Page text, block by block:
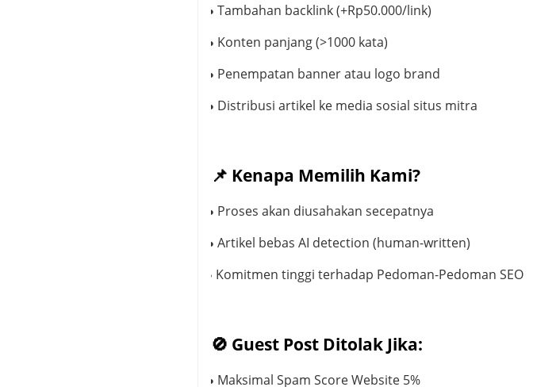
● Tambahan backlink (+Rp50.000/link)
● Konten panjang (>1000 kata)
● Penempatan banner atau logo brand
● Distribusi artikel ke media sosial situs mitra
📌 Kenapa Memilih Kami?
● Proses akan diusahakan secepatnya
● Artikel bebas AI detection (human-written)
● Komitmen tinggi terhadap Pedoman-Pedoman SEO
🚫 Guest Post Ditolak Jika:
● Maksimal Spam Score Website 5%